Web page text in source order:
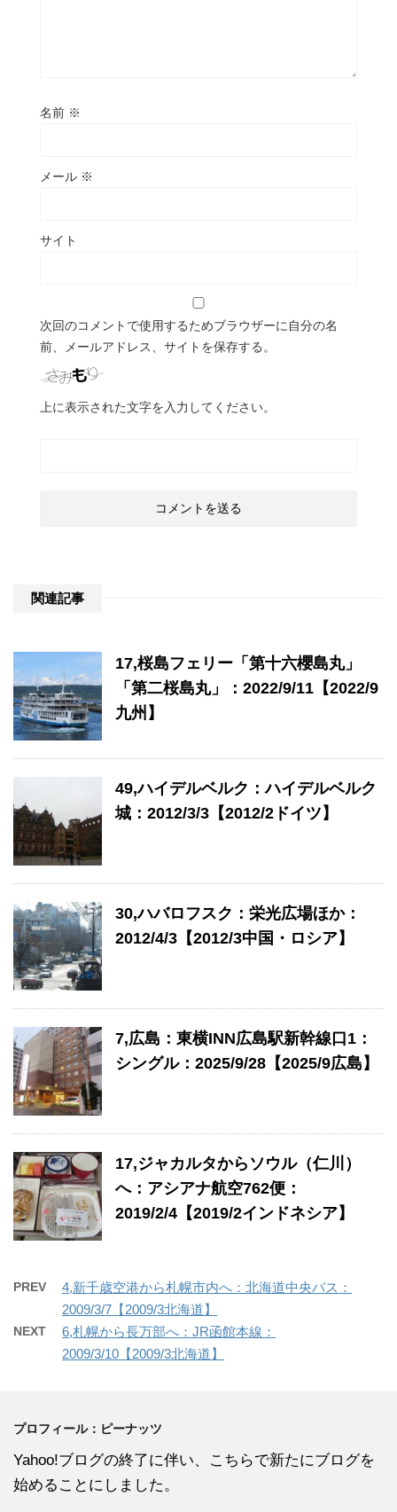
名前 ※
メール ※
サイト
次回のコメントで使用するためブラウザーに自分の名
前、メールアドレス、サイトを保存する。
上に表示された文字を入力してください。
関連記事
17,桜島フェリー「第十六櫻島丸」
「第二桜島丸」：2022/9/11【2022/9
九州】
49,ハイデルベルク：ハイデルベルク
城：2012/3/3【2012/2ドイツ】
30,ハバロフスク：栄光広場ほか：
2012/4/3【2012/3中国・ロシア】
7,広島：東横INN広島駅新幹線口1：
シングル：2025/9/28【2025/9広島】
17,ジャカルタからソウル（仁川）
へ：アシアナ航空762便：
2019/2/4【2019/2インドネシア】
PREV
4,新千歳空港から札幌市内へ：北海道中央バス：
2009/3/7【2009/3北海道】
NEXT
6,札幌から長万部へ：JR函館本線：
2009/3/10【2009/3北海道】
プロフィール：ピーナッツ
Yahoo!ブログの終了に伴い、こちらで新たにブログを
始めることにしました。